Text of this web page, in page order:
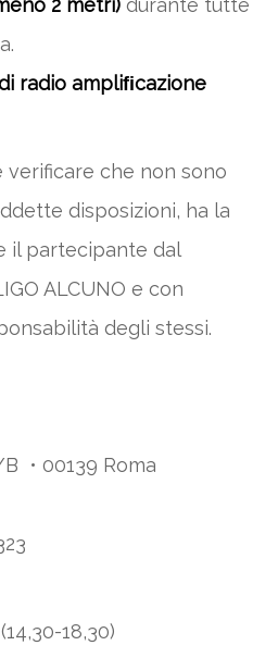
2 metri) durante tutte
radio ampliﬁcazione
verificare che non sono
disposizioni, ha la
il partecipante dal
ALCUNO e con
degli stessi.
• 00139 Roma
18,30)